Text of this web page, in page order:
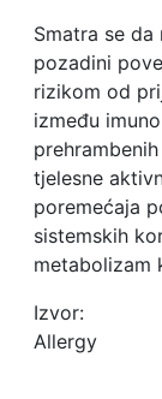
Smatra se
pozadini
rizikom od
između
tjelesne
poremećaja
sistemskih
metabolizam
Izvor:
Allergy